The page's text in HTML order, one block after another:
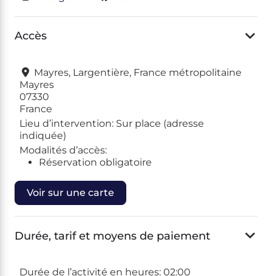
Accès
Mayres, Largentière, France métropolitaine
Mayres
07330
France
Lieu d’intervention: Sur place (adresse
indiquée)
Modalités d’accès:
Réservation obligatoire
Voir sur une carte
Durée, tarif et moyens de paiement
Durée de l’activité en heures: 02:00